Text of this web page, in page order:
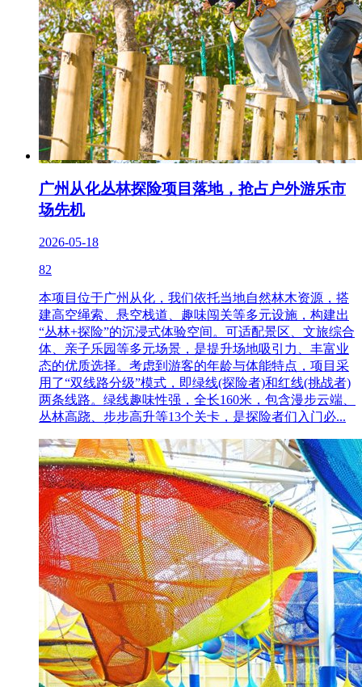
广州从化丛林探险项目落地，抢占户外游乐市
场先机
2026-05-18
82
本项目位于广州从化，我们依托当地自然林木资源，搭
建高空绳索、悬空栈道、趣味闯关等多元设施，构建出
“丛林+探险”的沉浸式体验空间。可适配景区、文旅综合
体、亲子乐园等多元场景，是提升场地吸引力、丰富业
态的优质选择。考虑到游客的年龄与体能特点，项目采
用了“双线路分级”模式，即绿线(探险者)和红线(挑战者)
两条线路。绿线趣味性强，全长160米，包含漫步云端、
丛林高跷、步步高升等13个关卡，是探险者们入门必...